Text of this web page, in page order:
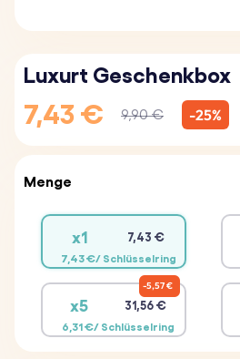
Luxurt Geschenkbox
7,43 € 9,90 € -25%
Menge
x1 7,43 €
7,43 €/ Schlüsselring
x5 31,56 €
6,31 €/ Schlüsselring
5,57 €